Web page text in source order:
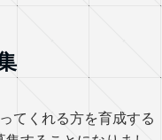
てくれる方を育成する